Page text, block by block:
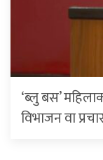
‘ब्लु बस’
विभाजन वा